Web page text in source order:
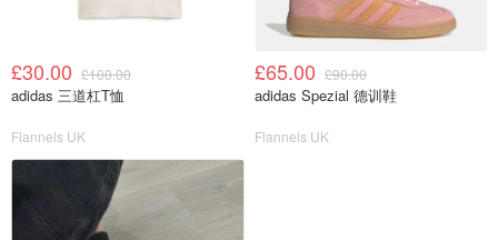
£30.00 £100.00
adidas 三道杠T恤
Flannels UK
£65.00 £90.00
adidas Spezial 德训鞋
Flannels UK